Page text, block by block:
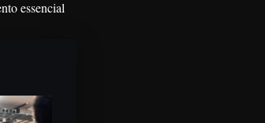
essencial